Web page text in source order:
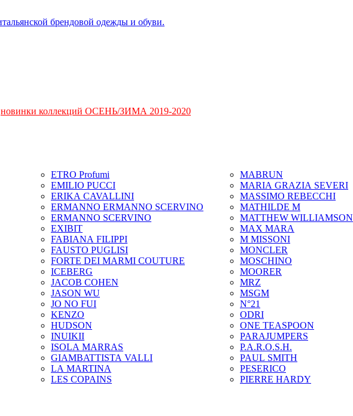
новинки коллекций ОСЕНЬ/ЗИМА 2019-2020
ETRO Profumi
EMILIO PUCCI
ERIKA CAVALLINI
ERMANNO ERMANNO SCERVINO
ERMANNO SCERVINO
EXIBIT
FABIANA FILIPPI
FAUSTO PUGLISI
FORTE DEI MARMI COUTURE
ICEBERG
JACOB COHEN
JASON WU
JO NO FUI
KENZO
HUDSON
INUIKII
ISOLA MARRAS
GIAMBATTISTA VALLI
LA MARTINA
LES COPAINS
MABRUN
MARIA GRAZIA SEVERI
MASSIMO REBECCHI
MATHILDE M
MATTHEW WILLIAMSON
MAX MARA
M MISSONI
MONCLER
MOSCHINO
MOORER
MRZ
MSGM
N°21
ODRI
ONE TEASPOON
PARAJUMPERS
P.A.R.O.S.H.
PAUL SMITH
PESERICO
PIERRE HARDY